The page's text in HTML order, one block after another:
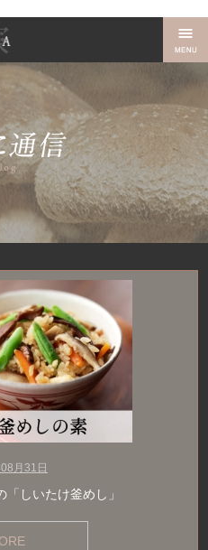
月31日
しいたけ釜めし」